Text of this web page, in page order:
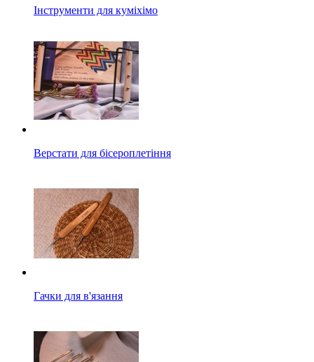
Інструменти для куміхімо
Верстати для бісероплетіння
Гачки для в'язання